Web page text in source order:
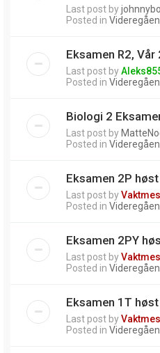
Last post by
Posted in
Eksamen R2, Vår
Last post by
Posted in
Biologi 2
Last post by
Posted in
Eksamen 2P
Last post by
Posted in
Eksamen 2PY
Last post by
Posted in
Eksamen 1T
Last post by
Posted in